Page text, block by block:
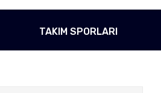
TAKIM SPORLARI